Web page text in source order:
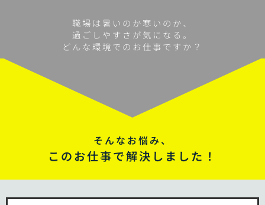
職場は暑いのか寒いのか、
過ごしやすさが気になる。
どんな環境でのお仕事ですか？
そんなお悩み、
このお仕事で解決しました！